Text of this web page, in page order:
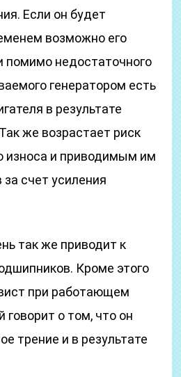
Если он будет
возможно его
помимо недостаточного
генератором есть
в результате
же возрастает риск
износа и приводимым им
счет усиления
так же приводит к
Кроме этого
при работающем
говорит о том, что он
трение и в результате